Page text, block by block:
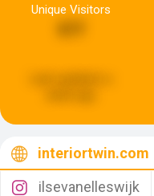
Unique Visitors
interiortwin.com
ilsevanelleswijk